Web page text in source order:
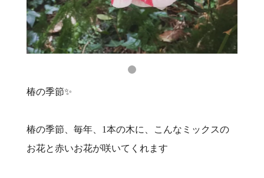
椿の季節✨
椿の季節、毎年、1本の木に、こんなミックスの
お花と赤いお花が咲いてくれます